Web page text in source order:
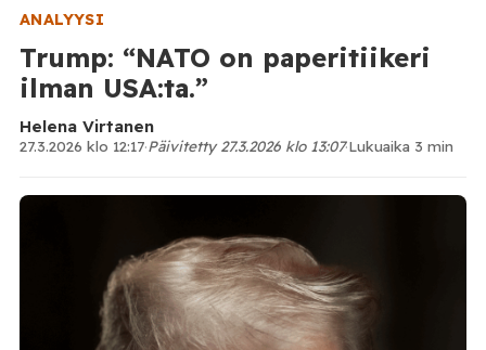
ANALYYSI
Trump: “NATO on paperitiikeri
ilman USA:ta.”
Helena Virtanen
27.3.2026 klo 12:17·Päivitetty 27.3.2026 klo 13:07·Lukuaika 3 min